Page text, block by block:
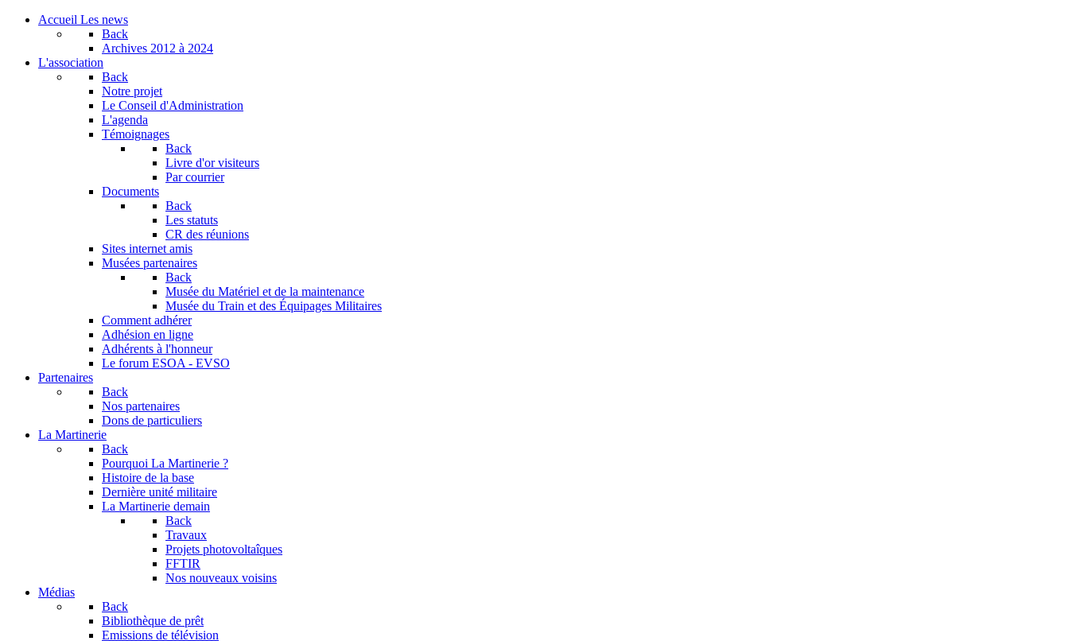
Accueil Les news
Back
Archives 2012 à 2024
L'association
Back
Notre projet
Le Conseil d'Administration
L'agenda
Témoignages
Back
Livre d'or visiteurs
Par courrier
Documents
Back
Les statuts
CR des réunions
Sites internet amis
Musées partenaires
Back
Musée du Matériel et de la maintenance
Musée du Train et des Équipages Militaires
Comment adhérer
Adhésion en ligne
Adhérents à l'honneur
Le forum ESOA - EVSO
Partenaires
Back
Nos partenaires
Dons de particuliers
La Martinerie
Back
Pourquoi La Martinerie ?
Histoire de la base
Dernière unité militaire
La Martinerie demain
Back
Travaux
Projets photovoltaîques
FFTIR
Nos nouveaux voisins
Médias
Back
Bibliothèque de prêt
Emissions de télévision